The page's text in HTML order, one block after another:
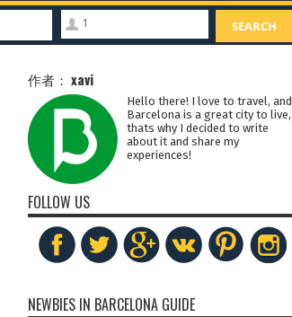
1 SEARCH
作者： xavi
Hello there! I love to travel, and
Barcelona is a great city to live,
thats why I decided to write
about it and share my
experiences!
FOLLOW US
NEWBIES IN BARCELONA GUIDE